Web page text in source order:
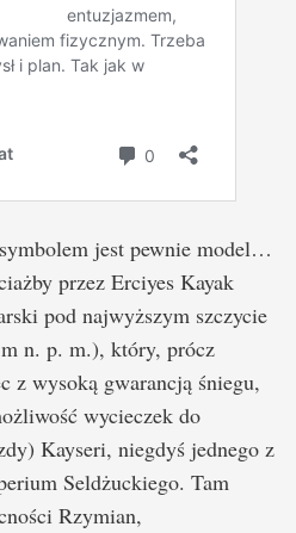
jest pewnie model…
przez Erciyes Kayak
pod najwyższym szczycie
n. p. m.), który, prócz
z wysoką gwarancją śniegu,
wycieczek do
Kayseri, niegdyś jednego z
Seldżuckiego. Tam
Rzymian,